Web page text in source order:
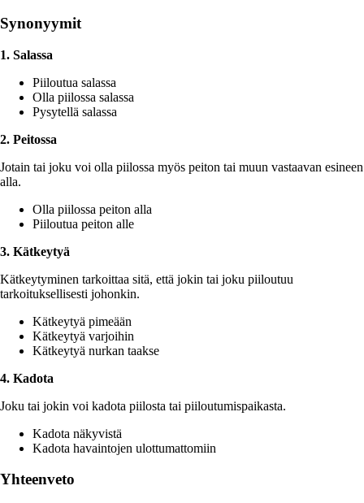
Synonyymit
1. Salassa
Piiloutua salassa
Olla piilossa salassa
Pysytellä salassa
2. Peitossa
Jotain tai joku voi olla piilossa myös peiton tai muun vastaavan esineen
alla.
Olla piilossa peiton alla
Piiloutua peiton alle
3. Kätkeytyä
Kätkeytyminen tarkoittaa sitä, että jokin tai joku piiloutuu
tarkoituksellisesti johonkin.
Kätkeytyä pimeään
Kätkeytyä varjoihin
Kätkeytyä nurkan taakse
4. Kadota
Joku tai jokin voi kadota piilosta tai piiloutumispaikasta.
Kadota näkyvistä
Kadota havaintojen ulottumattomiin
Yhteenveto